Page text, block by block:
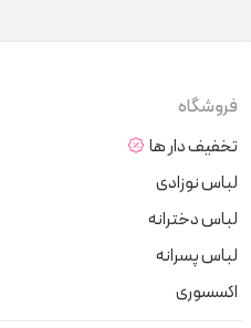
فروشگاه
تخفیف دار ها
لباس نوزادی
لباس دخترانه
لباس پسرانه
اکسسوری